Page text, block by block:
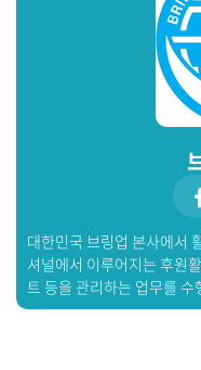
대한민국 브링업 본사에서
셔널에서 이루어지는 후원
트 등을 관리하는 업무를 수